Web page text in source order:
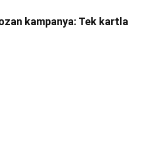
kampanya: Tek kartla